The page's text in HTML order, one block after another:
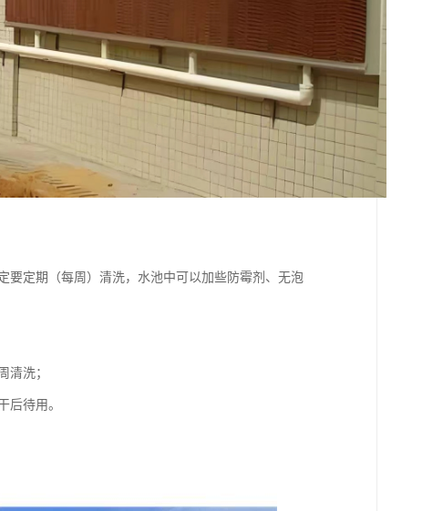
要定期（每周）清洗，水池中可以加些防霉剂、无泡
清洗；
后待用。